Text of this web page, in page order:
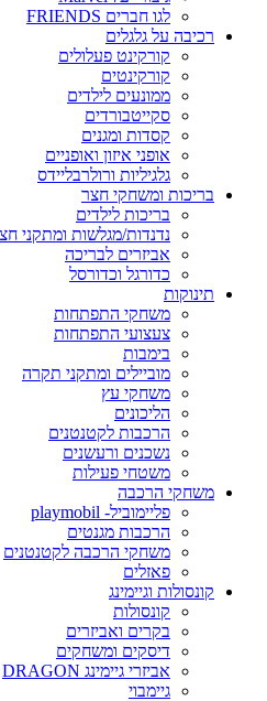
לגו חברים FRIENDS
רכיבה על גלגלים
קורקינט פעלולים
קורקינטים
ממונעים לילדים
סקייטבורדים
קסדות ומגנים
אופני איזון ואופניים
גלגיליות ורולרבליידס
בריכות ומשחקי חצר
בריכות לילדים
נדנדות/מגלשות ומתקני חצר
אביזרים לבריכה
כדורגל וכדורסל
תינוקות
משחקי התפתחות
צעצועי התפתחות
בימבות
מוביילים ומתקני תקרה
משחקי עץ
הליכונים
הרכבות לקטנטנים
נשכנים ורעשנים
משטחי פעילות
משחקי הרכבה
פליימוביל- playmobil
הרכבות מגנטים
משחקי הרכבה לקטנטנים
פאזלים
קונסולות וגיימינג
קונסולות
בקרים ואביזרים
דיסקים ומשחקים
אביזרי גיימינג DRAGON
גיימבוי